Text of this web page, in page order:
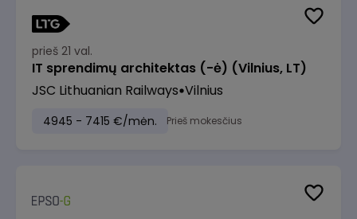
prieš 21 val.
IT sprendimų architektas (-ė) (Vilnius, LT)
JSC Lithuanian Railways Vilnius
4945 - 7415 €/mėn. Prieš mokesčius